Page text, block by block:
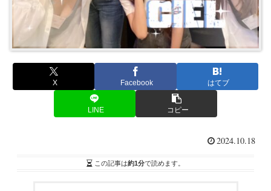
X Facebook はてブ
LINE コピー
2024.10.18
この記事は約1分で読めます。